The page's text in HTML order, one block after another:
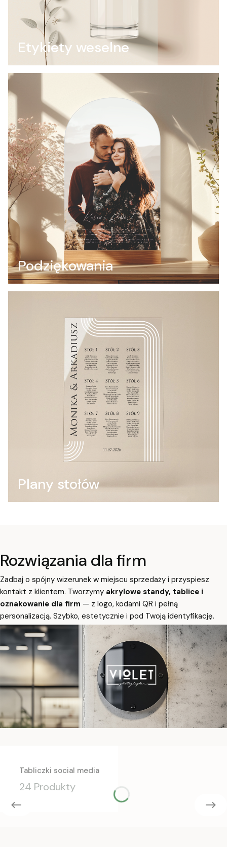
Etykiety weselne
Podziękowania
Plany stołów
Rozwiązania dla firm
Zadbaj o spójny wizerunek w miejscu sprzedaży i przyspiesz
kontakt z klientem. Tworzymy akrylowe standy, tablice i
oznakowanie dla firm — z logo, kodami QR i pełną
personalizacją. Szybko, estetycznie i pod Twoją identyfikację.
Tabliczki social media
24 Produkty